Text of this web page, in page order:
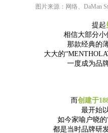
图片来源：网络、 DaMan
提起
相信大部分小
那款经典的
大大的
一度成为品
而创建于
最开始
如今家喻户晓的
都是当时品牌研